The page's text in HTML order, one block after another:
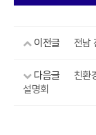
이전글
전남
다음글
친환
설명회